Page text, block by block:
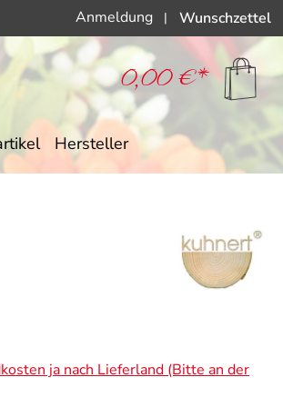
Anmeldung | Wunschzettel
0,00 €*
Hersteller
ja nach Lieferland (Bitte an der